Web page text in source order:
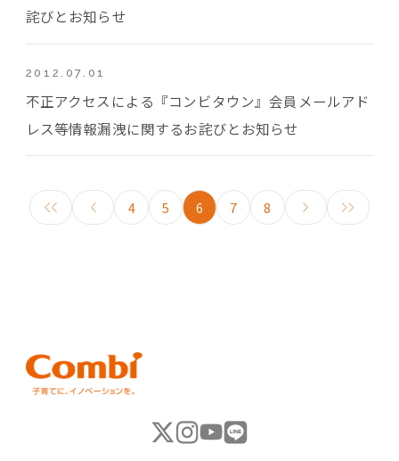
詫びとお知らせ
2012.07.01
不正アクセスによる『コンビタウン』会員メールアド
レス等情報漏洩に関するお詫びとお知らせ
4 5 6 7 8